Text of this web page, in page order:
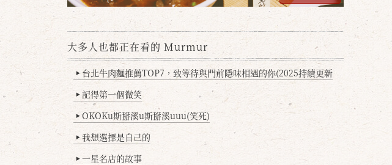
大多人也都正在看的 Murmur
▶ 台北牛肉麵推薦TOP7，致等待與門前隱味相遇的你(2025持續更新
▶ 記得第一個微笑
▶ OKOKu斯掰溪u斯掰溪uuu(笑死)
▶ 我想選擇是自己的
▶ 一星名店的故事